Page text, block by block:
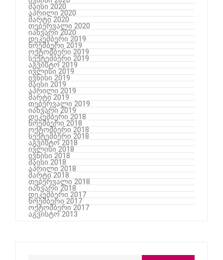
მაისი 2020
აპრილი 2020
მარტი 2020
თებერვალი 2020
იანვარი 2020
დეკემბერი 2019
ნოემბერი 2019
ოქტომბერი 2019
სექტემბერი 2019
აგვისტო 2019
ივლისი 2019
ივნისი 2019
მაისი 2019
აპრილი 2019
მარტი 2019
თებერვალი 2019
იანვარი 2019
დეკემბერი 2018
ნოემბერი 2018
ოქტომბერი 2018
სექტემბერი 2018
აგვისტო 2018
ივლისი 2018
ივნისი 2018
მაისი 2018
აპრილი 2018
მარტი 2018
თებერვალი 2018
იანვარი 2018
დეკემბერი 2017
ნოემბერი 2017
ოქტომბერი 2017
აგვისტო 2013